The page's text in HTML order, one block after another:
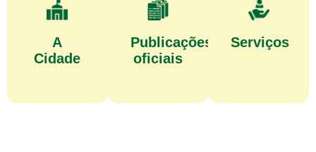
A
Cidade
Publicações
oficiais
Serviços